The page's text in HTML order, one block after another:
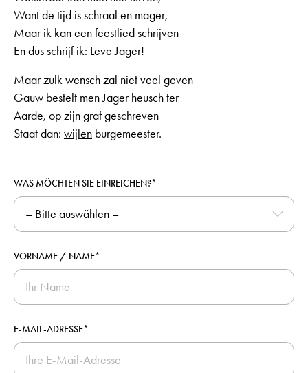
Want de tijd is schraal en mager,
Maar ik kan een feestlied schrijven
En dus schrijf ik: Leve Jager!
Maar zulk wensch zal niet veel geven
Gauw bestelt men Jager heusch ter
Aarde, op zijn graf geschreven
Staat dan: wijlen burgemeester.
WAS MÖCHTEN SIE EINREICHEN?*
VORNAME / NAME*
E-MAIL-ADRESSE*